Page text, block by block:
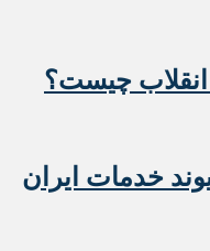
انقلاب چیست؟
خدمات ایران